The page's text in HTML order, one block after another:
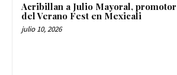
Acribillan a Julio Mayoral, promotor
del Verano Fest en Mexicali
julio 10, 2026